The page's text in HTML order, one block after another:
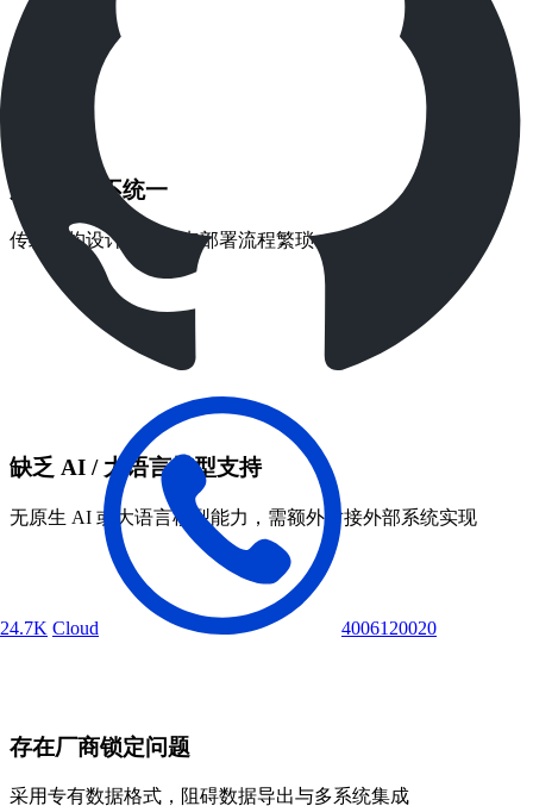
24.7K Cloud 4006120020
边云方案不统一
传统架构设计，跨站点部署流程繁琐
缺乏 AI / 大语言模型支持
无原生 AI 或大语言模型能力，需额外对接外部系统实现
存在厂商锁定问题
采用专有数据格式，阻碍数据导出与多系统集成